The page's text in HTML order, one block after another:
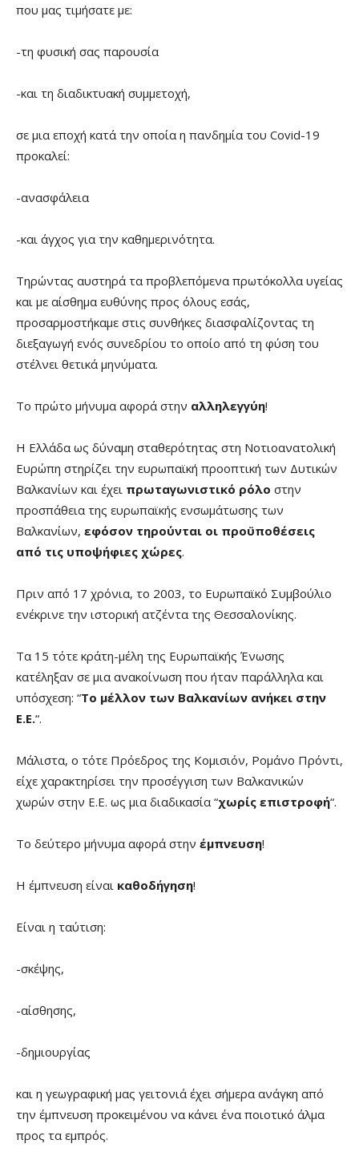
που μας τιμήσατε με:
-τη φυσική σας παρουσία
-και τη διαδικτυακή συμμετοχή,
σε μια εποχή κατά την οποία η πανδημία του Covid-19
προκαλεί:
-ανασφάλεια
-και άγχος για την καθημερινότητα.
Τηρώντας αυστηρά τα προβλεπόμενα πρωτόκολλα υγείας
και με αίσθημα ευθύνης προς όλους εσάς,
προσαρμοστήκαμε στις συνθήκες διασφαλίζοντας τη
διεξαγωγή ενός συνεδρίου το οποίο από τη φύση του
στέλνει θετικά μηνύματα.
Το πρώτο μήνυμα αφορά στην αλληλεγγύη!
Η Ελλάδα ως δύναμη σταθερότητας στη Νοτιοανατολική
Ευρώπη στηρίζει την ευρωπαϊκή προοπτική των Δυτικών
Βαλκανίων και έχει πρωταγωνιστικό ρόλο στην
προσπάθεια της ευρωπαϊκής ενσωμάτωσης των
Βαλκανίων, εφόσον τηρούνται οι προϋποθέσεις
από τις υποψήφιες χώρες.
Πριν από 17 χρόνια, το 2003, το Ευρωπαϊκό Συμβούλιο
ενέκρινε την ιστορική ατζέντα της Θεσσαλονίκης.
Τα 15 τότε κράτη-μέλη της Ευρωπαϊκής Ένωσης
κατέληξαν σε μια ανακοίνωση που ήταν παράλληλα και
υπόσχεση: “Το μέλλον των Βαλκανίων ανήκει στην
Ε.Ε.“.
Μάλιστα, ο τότε Πρόεδρος της Κομισιόν, Ρομάνο Πρόντι,
είχε χαρακτηρίσει την προσέγγιση των Βαλκανικών
χωρών στην Ε.Ε. ως μια διαδικασία “χωρίς επιστροφή“.
Το δεύτερο μήνυμα αφορά στην έμπνευση!
Η έμπνευση είναι καθοδήγηση!
Είναι η ταύτιση:
-σκέψης,
-αίσθησης,
-δημιουργίας
και η γεωγραφική μας γειτονιά έχει σήμερα ανάγκη από
την έμπνευση προκειμένου να κάνει ένα ποιοτικό άλμα
προς τα εμπρός.